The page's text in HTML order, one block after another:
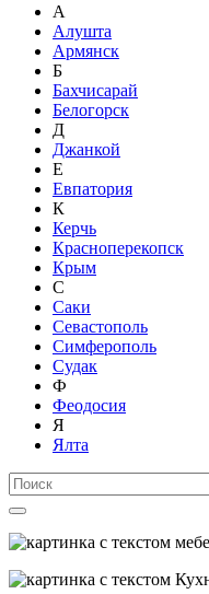
А
Алушта
Армянск
Б
Бахчисарай
Белогорск
Д
Джанкой
Е
Евпатория
К
Керчь
Красноперекопск
Крым
С
Саки
Севастополь
Симферополь
Судак
Ф
Феодосия
Я
Ялта